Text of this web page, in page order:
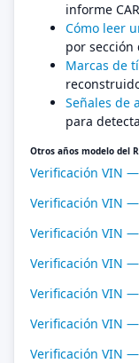
informe
Cómo leer
por sección
Marcas de
Señales de
para
Otros años modelo del
Verificación VIN
Verificación VIN
Verificación VIN
Verificación VIN
Verificación VIN
Verificación VIN
Verificación VIN